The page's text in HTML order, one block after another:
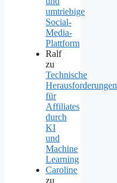
umtriebige
Social-
Media-
Plattform
Ralf
zu
Technische
Herausforderungen
für
Affiliates
durch
KI
und
Machine
Learning
Caroline
zu